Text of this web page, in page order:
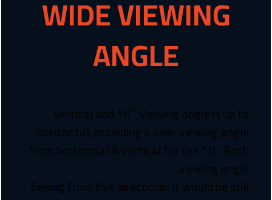
WIDE VIEWING
ANGLE
Viewing angle is up to ١٢٠° vertical and
horizontal, providing a wide viewing angle.
Both ١٢٠° from horizontal & vertical for the
viewing angle.
Seeing from five directions, it would be still